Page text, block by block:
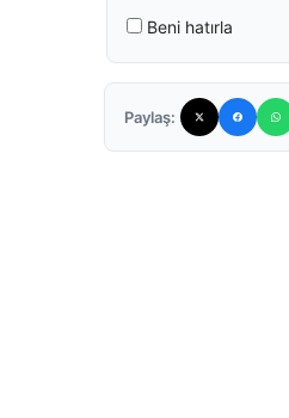
Beni hatırla
Paylaş: